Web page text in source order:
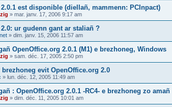
est disponible (diellañ, mammenn: PCInpact)
» mar. janv. 17, 2006 9:17 am
ur gudenn gant ar staliañ ?
» dim. janv. 15, 2006 11:57 am
OpenOffice.org 2.0.1 (M1) e brezhoneg, Windows
» sam. déc. 17, 2005 2:50 pm
brezhoneg evit OpenOffice.org 2.0
» lun. déc. 12, 2005 11:49 am
: OpenOffice.org 2.0.1 -RC4- e brezhoneg zo amañ
» dim. déc. 11, 2005 10:01 am